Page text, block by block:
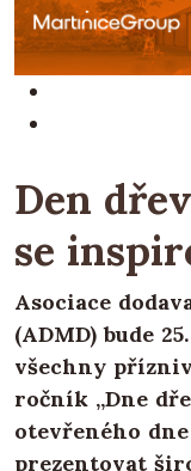
Den
se
Asociace
(ADMD) bude
všechny
ročník „Dne
otevřeného
prezentovat